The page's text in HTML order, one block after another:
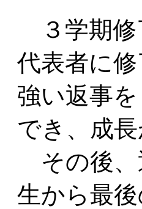
３学期修
代表者に
強い返事
でき、成
その後、
生から最